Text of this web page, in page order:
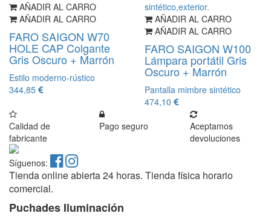
AÑADIR AL CARRO
AÑADIR AL CARRO
FARO SAIGON W70
HOLE CAP Colgante
Gris Oscuro + Marrón
Estilo moderno-rústico
344,85
AÑADIR AL CARRO
AÑADIR AL CARRO
FARO SAIGON W100
Lámpara portátil Gris
Oscuro + Marrón
Pantalla mimbre sintético
474,10
Calidad de
fabricante
Pago seguro
Aceptamos
devoluciones
Síguenos:
Tienda online abierta 24 horas. Tienda física horario
comercial.
Puchades Iluminación